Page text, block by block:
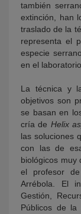
también
extinción, han
traslado de la
representa el
especie
en el laboratorio.
La técnica y
objetivos son
se basan en
cría de Helix
las soluciones
con las de
biológicos muy
el profesor
Arrébola. El
Gestión,
Públicos de la